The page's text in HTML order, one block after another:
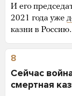
И его
2021 года уже
казни в Россию.
8
Сейчас
смертная